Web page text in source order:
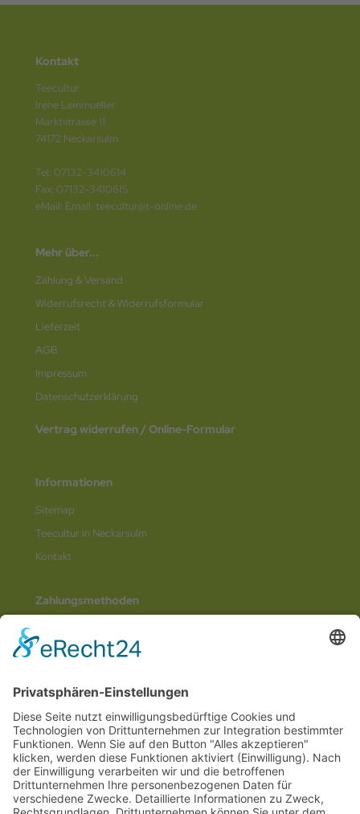
Kontakt
Teecultur
Irene Leinmueller
Marktstrasse 11
74172 Neckarsulm
Tel: 07132-3410614
Fax: 07132-3410615
eMail: Email: teecultur@t-online.de
Mehr über...
Zahlung & Versand
Widerrufsrecht & Widerrufsformular
Lieferzeit
AGB
Impressum
Datenschutz­erklärung
Vertrag widerrufen / Online-Formular
Informationen
Sitemap
Teecultur in Neckarsulm
Kontakt
Zahlungsmethoden
Social Media
© 2026Internetwerbung by Webjoker.eu
Wir sind IhrOnline www für ganz Deutschlandund alle Bundesländer wieBaden-